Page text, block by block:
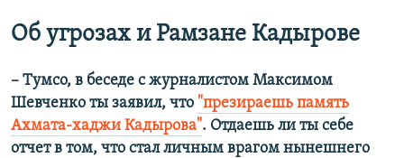
Об угрозах и Рамзане Кадырове
– Тумсо, в беседе с журналистом Максимом
Шевченко ты заявил, что "презираешь память
Ахмата-хаджи Кадырова". Отдаешь ли ты себе
отчет в том, что стал личным врагом нынешнего